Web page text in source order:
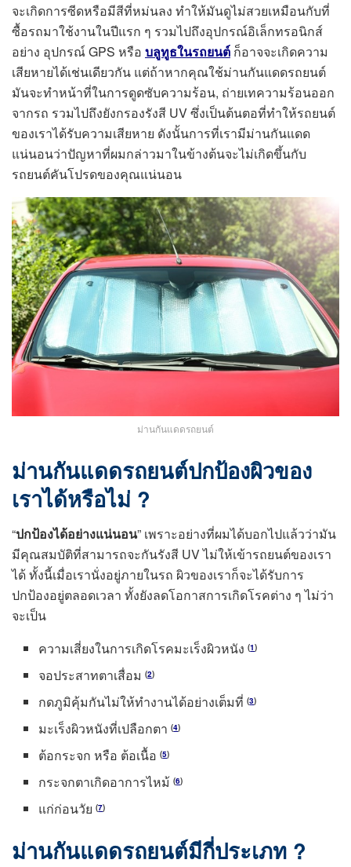
จะเกิดการซีดหรือมีสีที่หม่นลง ทำให้มันดูไม่สวยเหมือนกับที่
ซื้อรถมาใช้งานในปีแรก ๆ รวมไปถึงอุปกรณ์อิเล็กทรอนิกส์
อย่าง อุปกรณ์ GPS หรือ บลูทูธในรถยนต์ ก็อาจจะเกิดความ
เสียหายได้เช่นเดียวกัน แต่ถ้าหากคุณใช้ม่านกันแดดรถยนต์
มันจะทำหน้าที่ในการดูดซับความร้อน, ถ่ายเทความร้อนออก
จากรถ รวมไปถึงยังกรองรังสี UV ซึ่งเป็นต้นตอที่ทำให้รถยนต์
ของเราได้รับความเสียหาย ดังนั้นการที่เรามีม่านกันแดด
แน่นอนว่าปัญหาที่ผมกล่าวมาในข้างต้นจะไม่เกิดขึ้นกับ
รถยนต์คันโปรดของคุณแน่นอน
ม่านกันแดดรถยนต์
ม่านกันแดดรถยนต์ปกป้องผิวของ
เราได้หรือไม่ ?
“ปกป้องได้อย่างแน่นอน” เพราะอย่างที่ผมได้บอกไปแล้วว่ามัน
มีคุณสมบัติที่สามารถจะกันรังสี UV ไม่ให้เข้ารถยนต์ของเรา
ได้ ทั้งนี้เมื่อเรานั่งอยู่ภายในรถ ผิวของเราก็จะได้รับการ
ปกป้องอยู่ตลอดเวลา ทั้งยังลดโอกาสการเกิดโรคต่าง ๆ ไม่ว่า
จะเป็น
ความเสี่ยงในการเกิดโรคมะเร็งผิวหนัง(1)
จอประสาทตาเสื่อม(2)
กดภูมิคุ้มกันไม่ให้ทำงานได้อย่างเต็มที่(3)
มะเร็งผิวหนังที่เปลือกตา(4)
ต้อกระจก หรือ ต้อเนื้อ(5)
กระจกตาเกิดอาการไหม้(6)
แก่ก่อนวัย(7)
ม่านกันแดดรถยนต์มีกี่ประเภท ?